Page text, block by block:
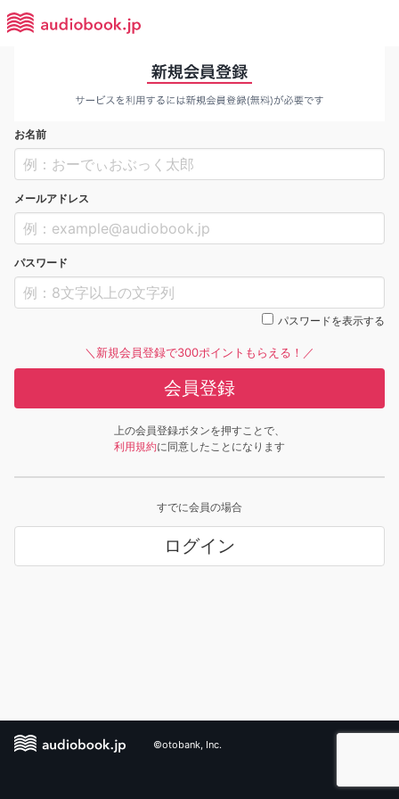
お名前
メールアドレス
パスワード
パスワードを表示する
＼新規会員登録で300ポイントもらえる！／
会員登録
上の会員登録ボタンを押すことで、
利用規約に同意したことになります
すでに会員の場合
ログイン
©otobank, Inc.